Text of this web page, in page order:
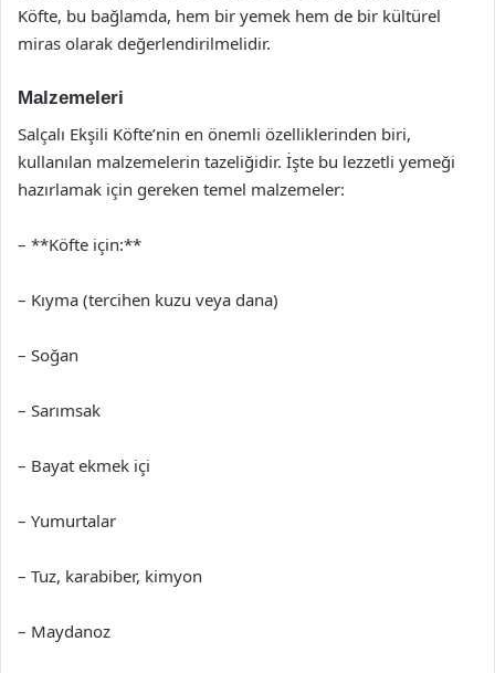
Köfte, bu bağlamda, hem bir yemek hem de bir kültürel
miras olarak değerlendirilmelidir.
Malzemeleri
Salçalı Ekşili Köfte’nin en önemli özelliklerinden biri,
kullanılan malzemelerin tazeliğidir. İşte bu lezzetli yemeği
hazırlamak için gereken temel malzemeler:
– **Köfte için:**
– Kıyma (tercihen kuzu veya dana)
– Soğan
– Sarımsak
– Bayat ekmek içi
– Yumurtalar
– Tuz, karabiber, kimyon
– Maydanoz